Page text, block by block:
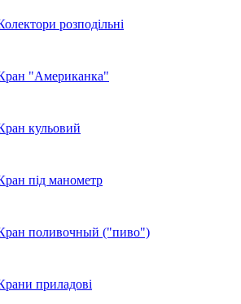
розподільні
"Американка"
кульовий
під манометр
поливочный ("пиво")
приладові